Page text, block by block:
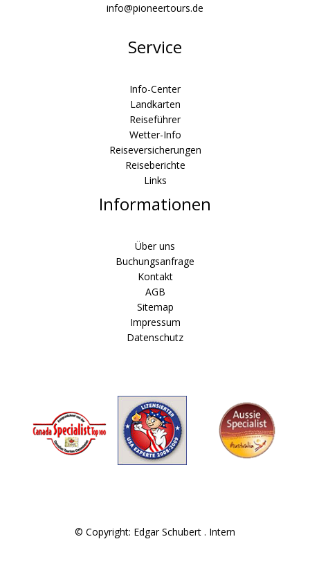
info@pioneertours.de
Service
Info-Center
Landkarten
Reiseführer
Wetter-Info
Reiseversicherungen
Reiseberichte
Links
Informationen
Über uns
Buchungsanfrage
Kontakt
AGB
Sitemap
Impressum
Datenschutz
© Copyright: Edgar Schubert . Intern